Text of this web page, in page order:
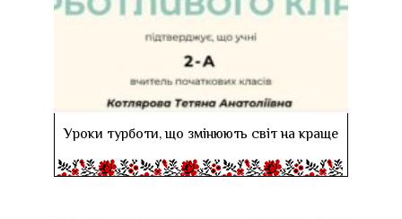
Уроки турботи, що змінюють світ на краще